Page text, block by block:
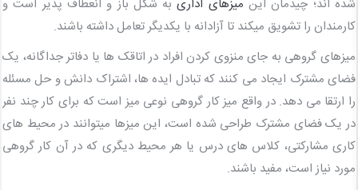
شده اند؛ چیدمان اینمیزهای اداری به شکل باز و انعطاف پذیر است و
کارمندان را تشویق میکند تا آزادانه با یکدیگر تعامل داشته باشند.
میزهای گروهی به جای منزوی کردن افراد در اتاقک ها یا دفاتر جداگانه، یک
فضای مشترک ایجاد می کنند که تبادل ایده ها، اشتراک دانش و حل مسئله
را ارتقا می دهد. در واقع میز کار گروهی نوعی میز است که برای کار چند نفر
در یک فضای مشترک طراحی شده است، این میزها میتوانند در محیط های
کاری مشارکتی، کلاس های درس یا هر محیط دیگری که در آن کار گروهی
مورد نیاز است، مفید باشند.